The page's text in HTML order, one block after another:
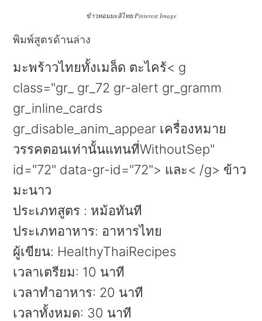
ข้าวหอมมะลิไทย Pinterest Image
พิมพ์สูตรด้านล่าง
มะพร้าวไทยทั้งเมล็ด ตะไคร้< g
class="gr_ gr_72 gr-alert gr_gramm
gr_inline_cards
gr_disable_anim_appear เครื่องหมาย
วรรคตอนเท่านั้นแทนที่WithoutSep"
id="72" data-gr-id="72"> และ< /g> ข้าว
มะนาว
ประเภทสูตร : หม้อทันที
ประเภทอาหาร: อาหารไทย
ผู้เขียน: HealthyThaiRecipes
เวลาเตรียม: 10 นาที
เวลาทำอาหาร: 20 นาที
เวลาทั้งหมด: 30 นาที